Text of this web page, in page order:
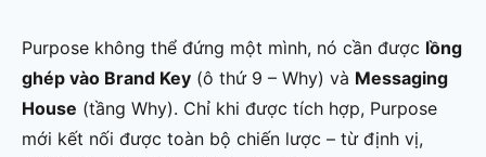
Purpose không thể đứng một mình, nó cần được lồng
ghép vào Brand Key (ô thứ 9 – Why) và Messaging
House (tầng Why). Chỉ khi được tích hợp, Purpose
mới kết nối được toàn bộ chiến lược – từ định vị,